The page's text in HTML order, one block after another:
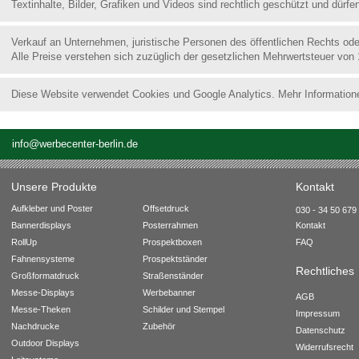
Textinhalte, Bilder, Grafiken und Videos sind rechtlich geschützt und
Verkauf an Unternehmen, juristische Personen des öffentlichen Rechts
Alle Preise verstehen sich zuzüglich der gesetzlichen Mehrwertsteuer von
Diese Website verwendet Cookies und Google Analytics. Mehr
info@werbecenter-berlin.de
Unsere Produkte Kontakt
Aufkleber und Poster
Bannerdisplays
RollUp
Fahnensysteme
Großformatdruck
Messe-Displays
Messe-Theken
Nachdrucke
Outdoor Displays
Offsetdruck
Posterrahmen
Prospektboxen
Prospektständer
Straßenständer
Werbebanner
Schilder und Stempel
Zubehör
030 - 34 50 679
Kontakt
FAQ
Rechtliches
AGB
Impressum
Datenschutz
Widerrufsrecht